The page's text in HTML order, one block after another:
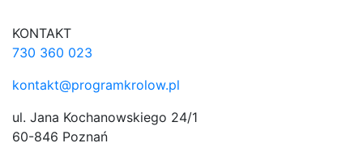
KONTAKT
730 360 023
kontakt@programkrolow.pl
ul. Jana Kochanowskiego 24/1
60-846 Poznań